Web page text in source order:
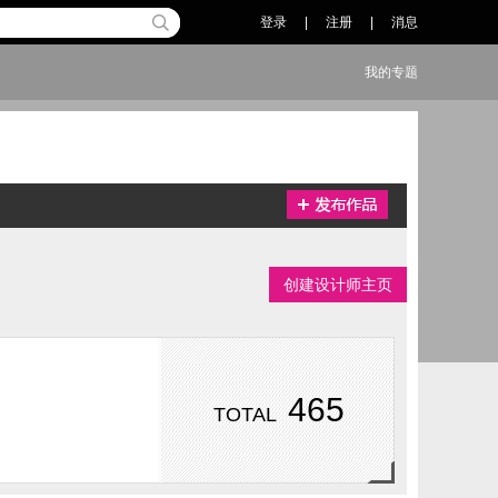
登录 注册 消息
我的专题
创建设计师主页
TOTAL465